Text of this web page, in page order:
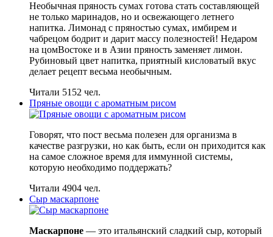
Необычная пряность сумах готова стать составляющей
не только маринадов, но и освежающего летнего
напитка. Лимонад с пряностью сумах, имбирем и
чабрецом бодрит и дарит массу полезностей! Недаром
на цомВостоке и в Азии пряность заменяет лимон.
Рубиновый цвет напитка, приятный кисловатый вкус
делает рецепт весьма необычным.
Читали 5152 чел.
Пряные овощи с ароматным рисом
Говорят, что пост весьма полезен для организма в
качестве разгрузки, но как быть, если он приходится как
на самое сложное время для иммунной системы,
которую необходимо поддержать?
Читали 4904 чел.
Сыр маскарпоне
Маскарпоне — это итальянский сладкий сыр, который